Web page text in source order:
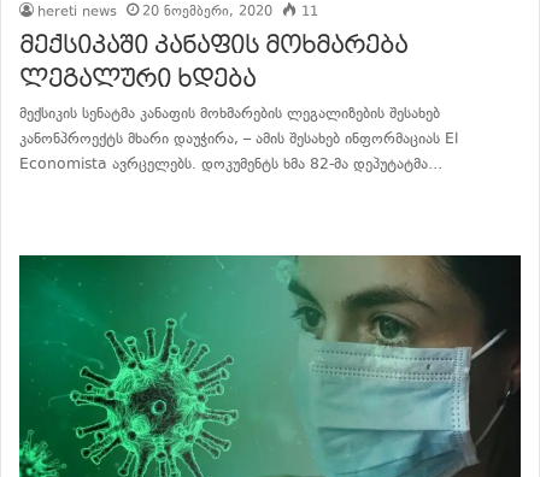
hereti news 20 ნოემბერი, 2020 11
მექსიკაში კანაფის მოხმარება
ლეგალური ხდება
მექსიკის სენატმა კანაფის მოხმარების ლეგალიზების შესახებ
კანონპროექტს მხარი დაუჭირა, – ამის შესახებ ინფორმაციას El
Economista ავრცელებს. დოკუმენტს ხმა 82-მა დეპუტატმა…